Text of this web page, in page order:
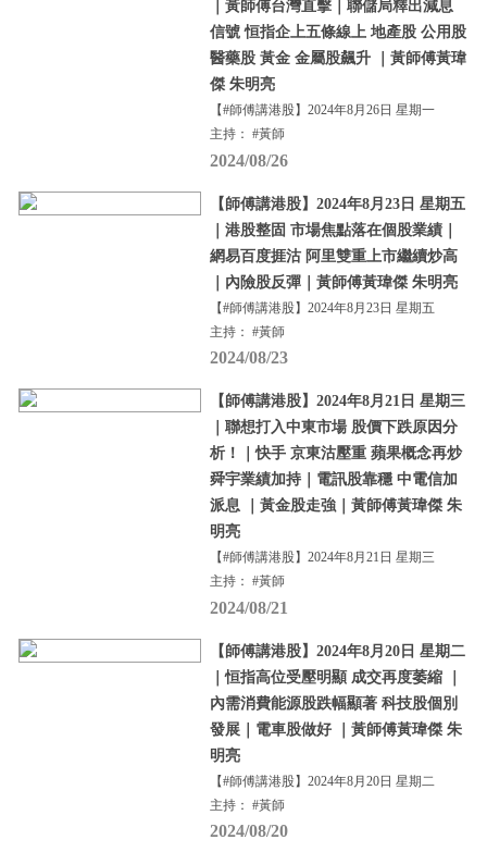
｜黃師傅台灣直擊｜聯儲局釋出減息
信號 恒指企上五條線上 地產股 公用股
醫藥股 黃金 金屬股飆升 ｜黃師傅黃瑋
傑 朱明亮
【#師傅講港股】2024年8月26日 星期一
主持： #黃師
2024/08/26
【師傅講港股】2024年8月23日 星期五
｜港股整固 市場焦點落在個股業績｜
網易百度捱沽 阿里雙重上市繼續炒高
｜內險股反彈｜黃師傅黃瑋傑 朱明亮
【#師傅講港股】2024年8月23日 星期五
主持： #黃師
2024/08/23
【師傅講港股】2024年8月21日 星期三
｜聯想打入中東市場 股價下跌原因分
析！｜快手 京東沽壓重 蘋果概念再炒
舜宇業績加持｜電訊股靠穩 中電信加
派息 ｜黃金股走強｜黃師傅黃瑋傑 朱
明亮
【#師傅講港股】2024年8月21日 星期三
主持： #黃師
2024/08/21
【師傅講港股】2024年8月20日 星期二
｜恒指高位受壓明顯 成交再度萎縮 ｜
內需消費能源股跌幅顯著 科技股個別
發展｜電車股做好 ｜黃師傅黃瑋傑 朱
明亮
【#師傅講港股】2024年8月20日 星期二
主持： #黃師
2024/08/20